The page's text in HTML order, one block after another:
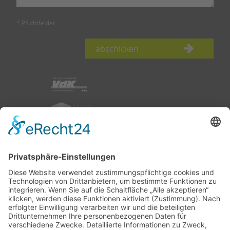
* Pflichtfelder
abschicken